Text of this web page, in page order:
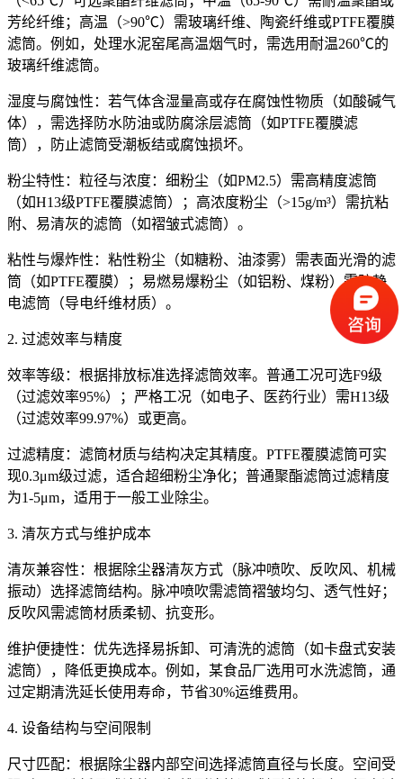
芳纶纤维；高温（>90℃）需玻璃纤维、陶瓷纤维或PTFE覆膜
滤筒。例如，处理水泥窑尾高温烟气时，需选用耐温260℃的
玻璃纤维滤筒。
湿度与腐蚀性：若气体含湿量高或存在腐蚀性物质（如酸碱气
体），需选择防水防油或防腐涂层滤筒（如PTFE覆膜滤
筒），防止滤筒受潮板结或腐蚀损坏。
粉尘特性： 粒径与浓度：细粉尘（如PM2.5）需高精度滤筒
（如H13级PTFE覆膜滤筒）；高浓度粉尘（>15g/m³）需抗粘
附、易清灰的滤筒（如褶皱式滤筒）。
粘性与爆炸性：粘性粉尘（如糖粉、油漆雾）需表面光滑的滤
筒（如PTFE覆膜）；易燃易爆粉尘（如铝粉、煤粉）需防静
电滤筒（导电纤维材质）。
2. 过滤效率与精度
效率等级：根据排放标准选择滤筒效率。普通工况可选F9级
（过滤效率95%）；严格工况（如电子、医药行业）需H13级
（过滤效率99.97%）或更高。
过滤精度：滤筒材质与结构决定其精度。PTFE覆膜滤筒可实
现0.3μm级过滤，适合超细粉尘净化；普通聚酯滤筒过滤精度
为1-5μm，适用于一般工业除尘。
3. 清灰方式与维护成本
清灰兼容性：根据除尘器清灰方式（脉冲喷吹、反吹风、机械
振动）选择滤筒结构。脉冲喷吹需滤筒褶皱均匀、透气性好；
反吹风需滤筒材质柔韧、抗变形。
维护便捷性：优先选择易拆卸、可清洗的滤筒（如卡盘式安装
滤筒），降低更换成本。例如，某食品厂选用可水洗滤筒，通
过定期清洗延长使用寿命，节省30%运维费用。
4. 设备结构与空间限制
尺寸匹配：根据除尘器内部空间选择滤筒直径与长度。空间受